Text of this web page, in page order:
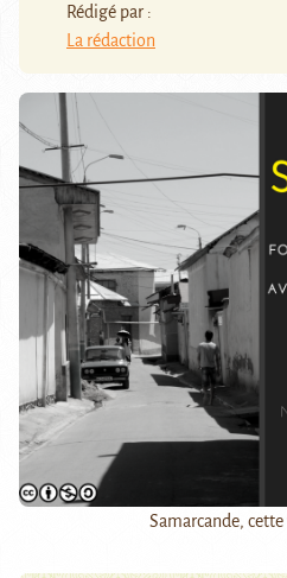
Rédigé par :
La rédaction
Samarcande,